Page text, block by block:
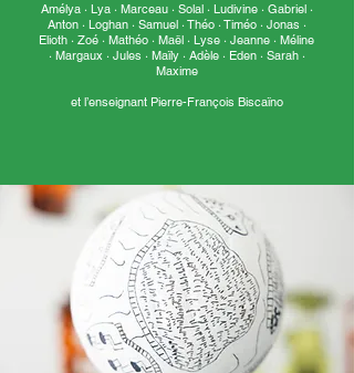
Amélya · Lya · Marceau · Solal · Ludivine · Gabriel ·
Anton · Loghan · Samuel · Théo · Timéo · Jonas ·
Elioth · Zoé · Mathéo · Maël · Lyse · Jeanne · Méline
· Margaux · Jules · Maïly · Adèle · Eden · Sarah ·
Maxime
et l’enseignant Pierre-François Biscaïno